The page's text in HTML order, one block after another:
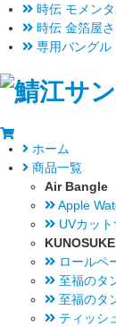
時伝 モメン
時伝 金箔屋
専用バングル
ホーム
商品一覧
Air Bangle
Apple
UVカッ
KUNOSUKE
ロールペ
至福のタ
至福のタ
ティッシ